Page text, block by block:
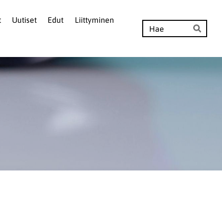
Uutiset Edut Liittyminen
Hae